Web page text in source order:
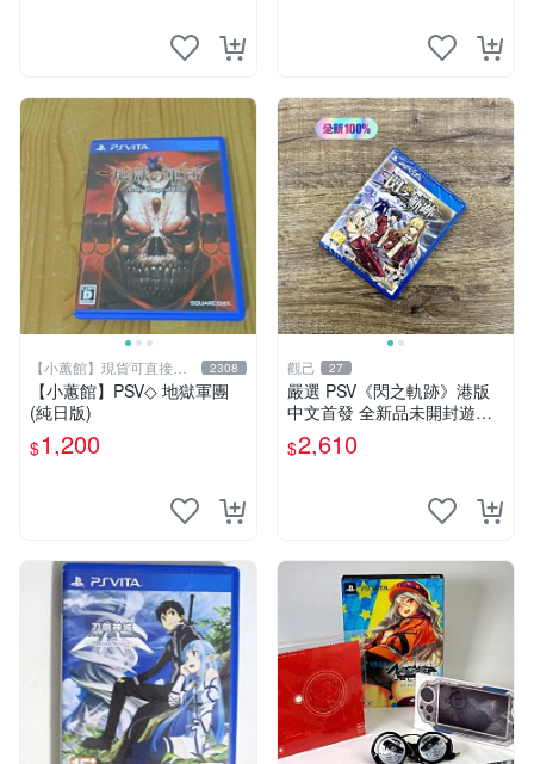
【小蕙館】現貨可直接下
標
2308
【小蕙館】PSV◇ 地獄軍團
(純日版)
$1,200
觀己 27
嚴選 PSV《閃之軌跡》港版
中文首發 全新品未開封遊戲
機 閃之軌跡 港版 中文 版本
$2,610